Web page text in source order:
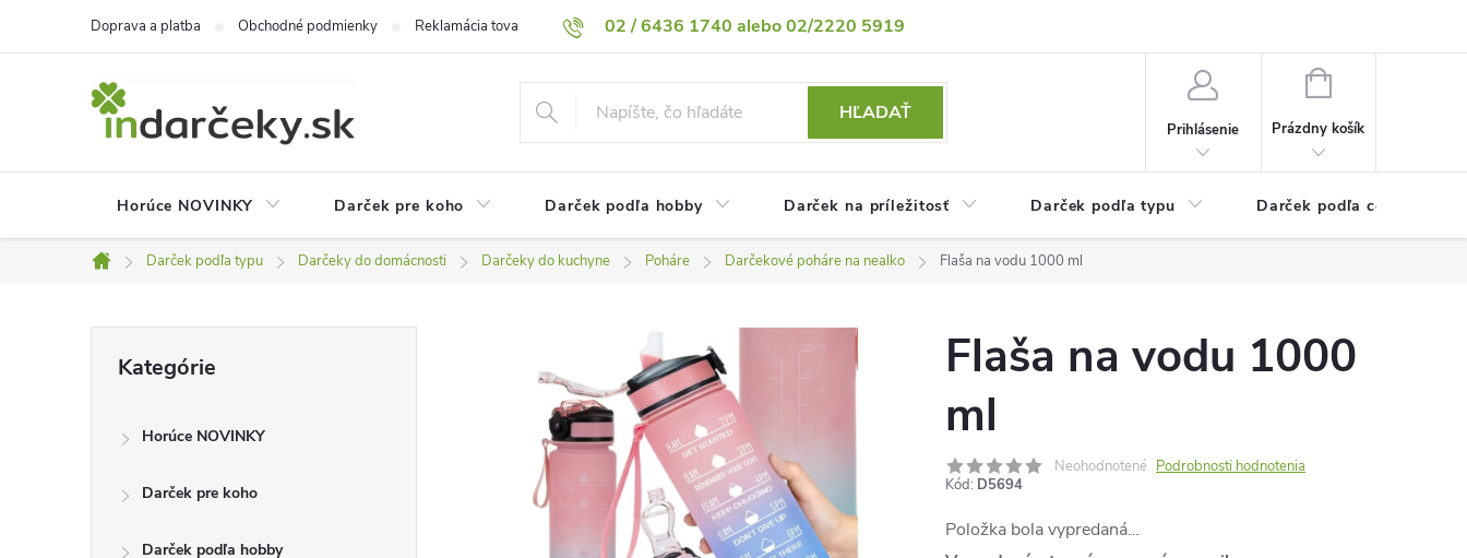
02 / 6436 1740 alebo 02/2220 5919
Doprava a platba Obchodné podmienky Reklamácia tovaru Vrátenie tovaru Podmienky ochrany osobných údajov
HĽADAŤ
Prihlásenie
NÁKUPNÝ
Prázdny košík
Horúce NOVINKY Darček pre koho Darček podľa hobby Darček na príležitosť Darček podľa typu Darček podľa ceny
Domov
Darček podľa typu Darčeky do domácnosti Darčeky do kuchyne Poháre Darčekové poháre na nealko Flaša na vodu 1000 ml
kategórie
Kategórie
Horúce NOVINKY
Darček pre koho
Darček podľa hobby
Flaša na vodu 1000
ml
Neohodnotené Podrobnosti hodnotenia
Kód: D5694
Položka bola vypredaná…